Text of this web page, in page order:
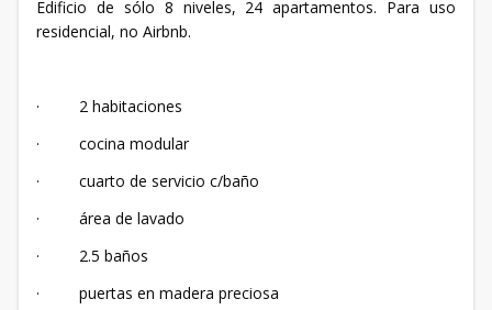
Edificio de sólo 8 niveles, 24 apartamentos. Para uso
residencial, no Airbnb.
· 2 habitaciones
· cocina modular
· cuarto de servicio c/baño
· área de lavado
· 2.5 baños
· puertas en madera preciosa